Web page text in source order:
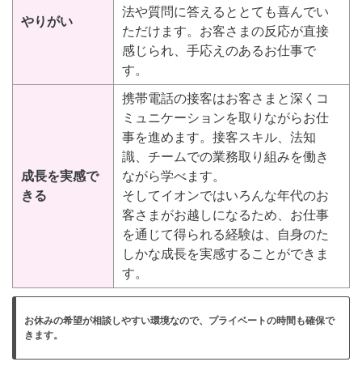
やりがい
法や質問に答えるととても喜んでい
ただけます。お客さまの反応が直接
感じられ、手応えのあるお仕事で
す。
成長を実感で
きる
携帯電話の接客はお客さまと深くコ
ミュニケーションを取りながらお仕
事を進めます。接客スキル、法知
識、チームでの業務取り組みを働き
ながら学べます。
そしてイオンではいろんな年代のお
客さまがお越しになるため、お仕事
を通じて得られる経験は、自身のた
しかな成長を実感することができま
す。
お休みの希望が相談しやすい環境なので、プライベートの時間も確保で
きます。